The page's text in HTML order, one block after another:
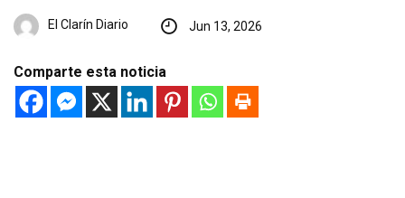
El Clarín Diario Jun 13, 2026
Comparte esta noticia